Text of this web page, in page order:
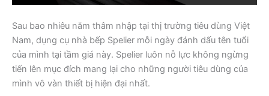
Sau bao nhiêu năm thâm nhập tại thị trường tiêu dùng Việt
Nam, dụng cụ nhà bếp Spelier mỗi ngày đánh dấu tên tuổi
của mình tại tầm giá này. Spelier luôn nỗ lực không ngừng
tiến lên mục đích mang lại cho những người tiêu dùng của
mình vô vàn thiết bị hiện đại nhất.